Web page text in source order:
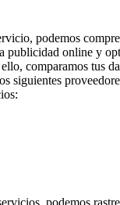
podemos
publicidad online y
comparamos tus
siguientes